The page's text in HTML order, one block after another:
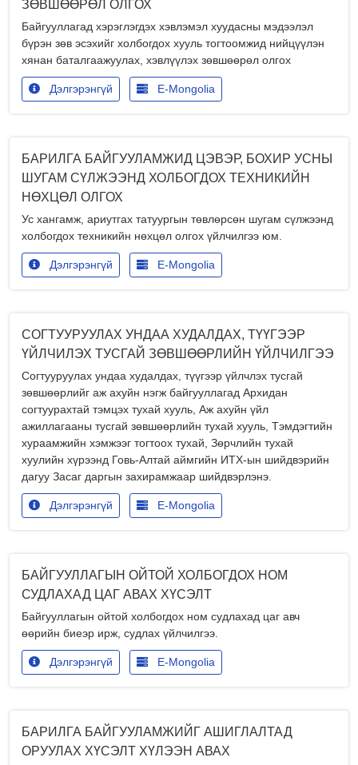
ЗӨВШӨӨРӨЛ ОЛГОХ
Байгууллагад хэрэглэгдэх хэвлэмэл хуудасны мэдээлэл
бүрэн зөв эсэхийг холбогдох хууль тогтоомжид нийцүүлэн
хянан баталгаажуулах, хэвлүүлэх зөвшөөрөл олгох
Дэлгэрэнгүй E-Mongolia
БАРИЛГА БАЙГУУЛАМЖИД ЦЭВЭР, БОХИР УСНЫ
ШУГАМ СҮЛЖЭЭНД ХОЛБОГДОХ ТЕХНИКИЙН
НӨХЦӨЛ ОЛГОХ
Ус хангамж, ариутгах татуургын төвлөрсөн шугам сүлжээнд
холбогдох техникийн нөхцөл олгох үйлчилгээ юм.
Дэлгэрэнгүй E-Mongolia
СОГТУУРУУЛАХ УНДАА ХУДАЛДАХ, ТҮҮГЭЭР
ҮЙЛЧИЛЭХ ТУСГАЙ ЗӨВШӨӨРЛИЙН ҮЙЛЧИЛГЭЭ
Согтууруулах ундаа худалдах, түүгээр үйлчлэх тусгай
зөвшөөрлийг аж ахуйн нэгж байгууллагад Архидан
согтуурахтай тэмцэх тухай хууль, Аж ахуйн үйл
ажиллагааны тусгай зөвшөөрлийн тухай хууль, Тэмдэгтийн
хураамжийн хэмжээг тогтоох тухай, Зөрчлийн тухай
хуулийн хүрээнд Говь-Алтай аймгийн ИТХ-ын шийдвэрийн
дагуу Засаг даргын захирамжаар шийдвэрлэнэ.
Дэлгэрэнгүй E-Mongolia
БАЙГУУЛЛАГЫН ОЙТОЙ ХОЛБОГДОХ НОМ
СУДЛАХАД ЦАГ АВАХ ХҮСЭЛТ
Байгууллагын ойтой холбогдох ном судлахад цаг авч
өөрийн биеэр ирж, судлах үйлчилгээ.
Дэлгэрэнгүй E-Mongolia
БАРИЛГА БАЙГУУЛАМЖИЙГ АШИГЛАЛТАД
ОРУУЛАХ ХҮСЭЛТ ХҮЛЭЭН АВАХ